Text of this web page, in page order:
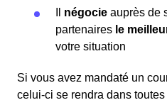
négocie auprès de
partenaires le
votre situation
Si vous avez mandaté un
celui-ci se rendra dans